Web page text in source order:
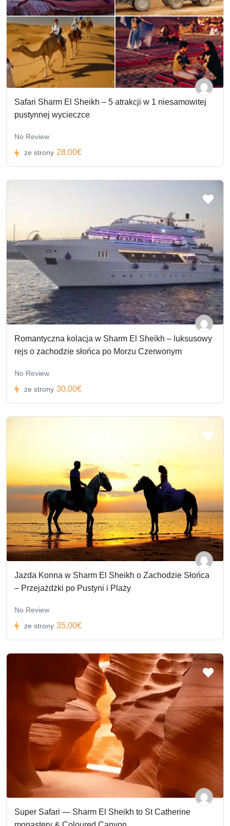
Safari Sharm El Sheikh – 5 atrakcji w 1 niesamowitej
pustynnej wycieczce
No Review
ze strony 28,00€
Romantyczna kolacja w Sharm El Sheikh – luksusowy
rejs o zachodzie słońca po Morzu Czerwonym
No Review
ze strony 30,00€
Jazda Konna w Sharm El Sheikh o Zachodzie Słońca
– Przejażdżki po Pustyni i Plaży
No Review
ze strony 35,00€
Super Safari — Sharm El Sheikh to St Catherine